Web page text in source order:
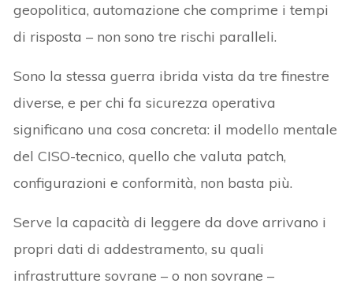
geopolitica, automazione che comprime i tempi
di risposta – non sono tre rischi paralleli.
Sono la stessa guerra ibrida vista da tre finestre
diverse, e per chi fa sicurezza operativa
significano una cosa concreta: il modello mentale
del CISO-tecnico, quello che valuta patch,
configurazioni e conformità, non basta più.
Serve la capacità di leggere da dove arrivano i
propri dati di addestramento, su quali
infrastrutture sovrane – o non sovrane –